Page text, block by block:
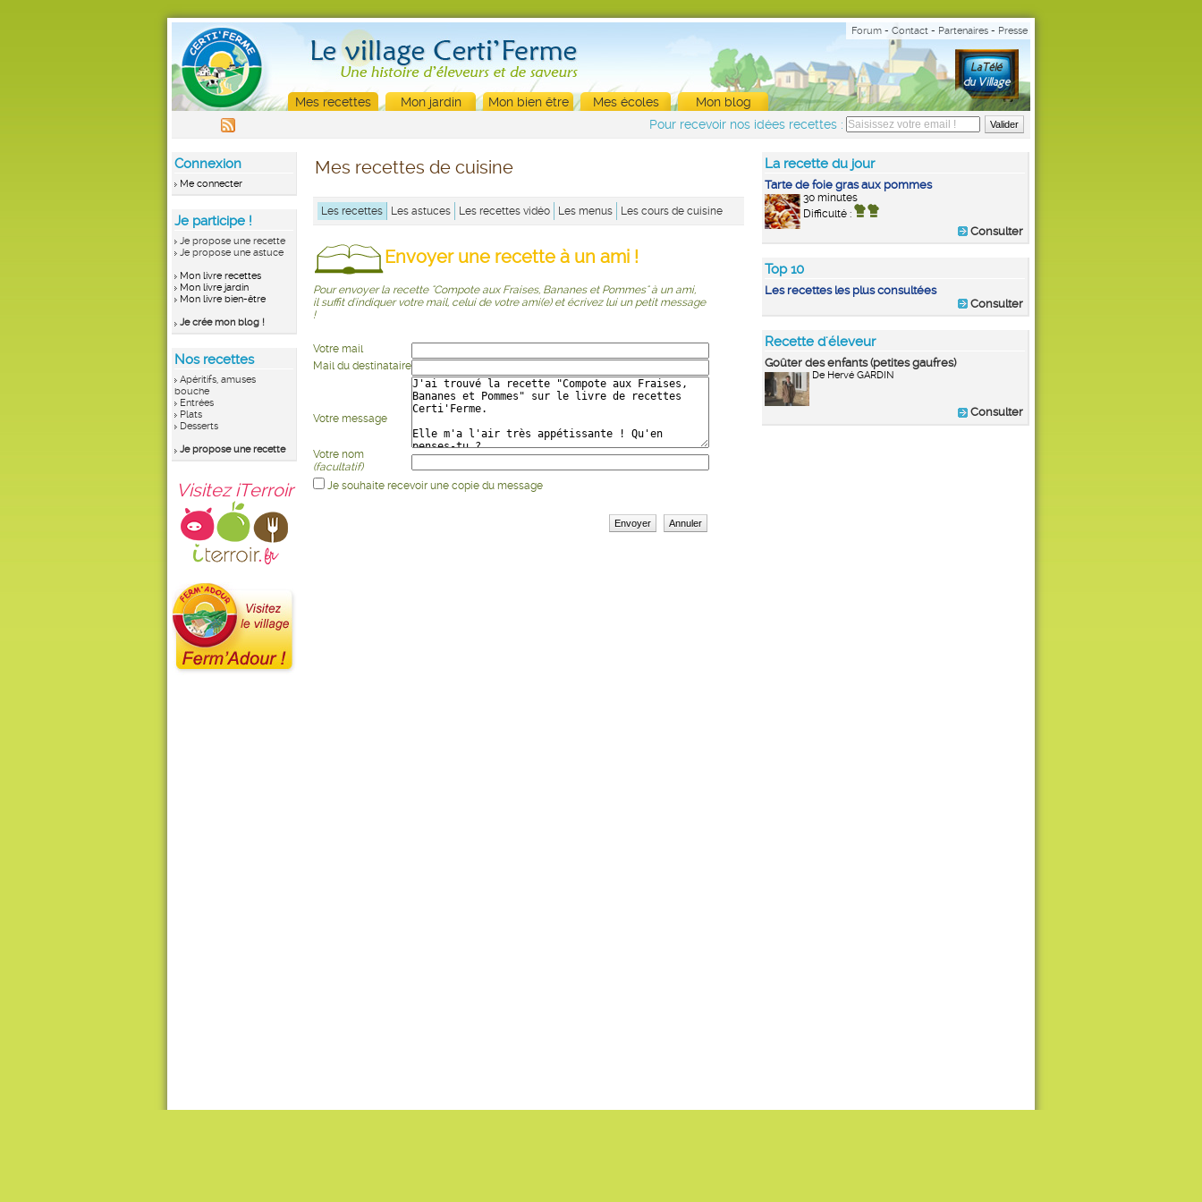
Forum - Contact - Partenaires - Presse
Mes recettes Mon jardin Mon bien être Mes écoles
Mon blog
Pour recevoir nos idées recettes :
Connexion
Me connecter
Je participe !
Je propose une recette
Je propose une astuce
Mon livre recettes
Mon livre jardin
Mon livre bien-être
Je crée mon blog !
Nos recettes
Apéritifs, amuses
bouche
Entrées
Plats
Desserts
Je propose une recette
Visitez iTerroir
La recette du jour
Tarte de foie gras aux pommes
30 minutes
Difficulté :
Consulter
Top 10
Les recettes les plus consultées
Consulter
Recette d'éleveur
Goûter des enfants (petites gaufres)
De Hervé GARDIN
Consulter
Mes recettes de cuisine
Les recettes Les astuces Les recettes vidéo Les menus Les cours de cuisine
Envoyer une recette à un ami !
Pour envoyer la recette "Compote aux Fraises, Bananes et Pommes" à un ami,
il suffit d'indiquer votre mail, celui de votre ami(e) et écrivez lui un petit message
!
Votre mail
Mail du destinataire
Votre message
Votre nom
(facultatif)
Je souhaite recevoir une copie du message